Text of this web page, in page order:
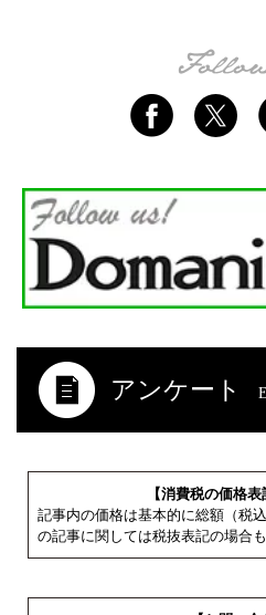
アンケート
【消費税の価格表
記事内の価格は基本的に総額（税
の記事に関しては税抜表記の場合も